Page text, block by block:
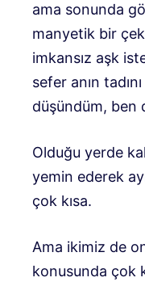
ama sonunda
manyetik bir
imkansız aşk
sefer anın
düşündüm, ben
Olduğu yerde
yemin ederek
çok kısa.
Ama ikimiz de
konusunda çok